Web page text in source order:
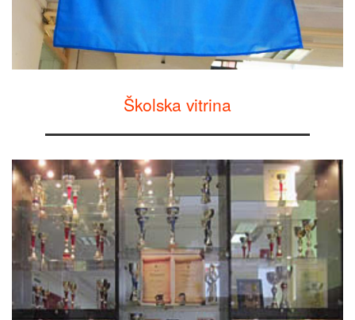
Školska vitrina